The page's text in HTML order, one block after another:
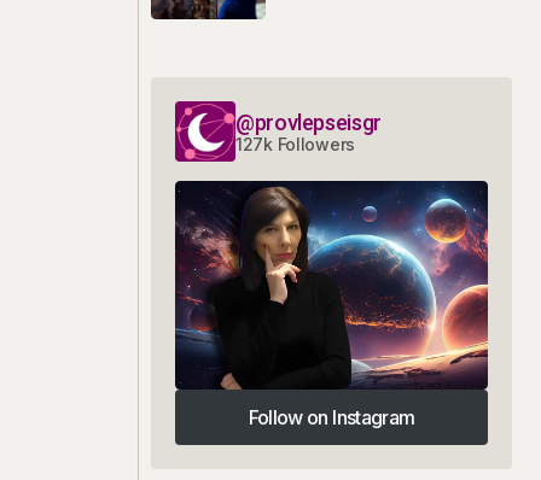
@provlepseisgr
127k Followers
Follow on Instagram
Follow on Instagram